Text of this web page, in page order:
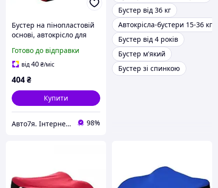
Бустер на пінопластовій
основі, автокрісло для
36 кг Bubu Phenix
червоного кольору
Готово до відправки
від40₴/міс
404₴
Купити
Авто7я. Інтернет-магазин автотоварів avto7ya.com.ua 98%
Бустер від 36 кг
Автокрісла-бустери 15-36 кг
Бустер від 4 років
Бустер м'який
Бустер зі спинкою